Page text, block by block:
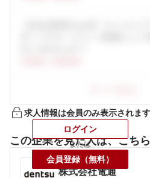
求人情報は会員のみ表示されます
ログイン
または
会員登録（無料）
この企業を見た人は、こち
株式会社電通